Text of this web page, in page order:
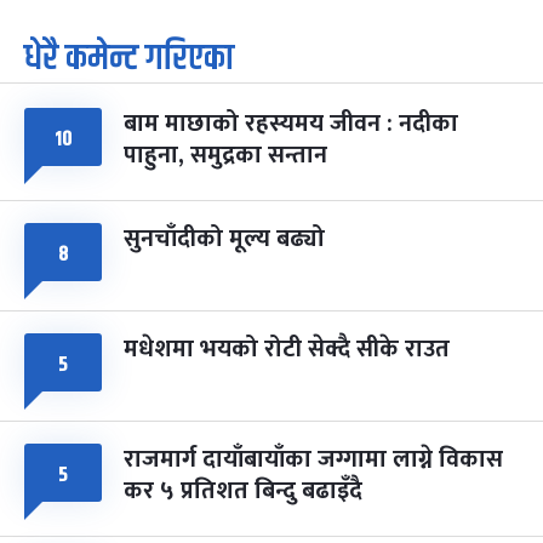
७
आइत
पूर्णिमा व्रत
चैत्र ७, २०८३-Mar 21, 2027
८ फागुपूर्णिमा
चैत्र ८, २०८३-Mar 22, 2027
७ महिना बाँकी
धेरै कमेन्ट गरिएका
१० बाम माछाको रहस्यमय जीवन : नदीका
पाहुना, समुद्रका सन्तान
८ सुनचाँदीको मूल्य बढ्यो
५ मधेशमा भयको रोटी सेक्दै सीके राउत
५ राजमार्ग दायाँबायाँका जग्गामा लाग्ने विकास
कर ५ प्रतिशत बिन्दु बढाइँदै